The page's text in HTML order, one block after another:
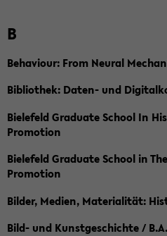
B
Behaviour: From Neural
Bibliothek: Daten- und
Bielefeld Graduate School In
Promotion
Bielefeld Graduate School in
Promotion
Bilder, Medien, Materialität:
Bild- und Kunstgeschichte / B.A.